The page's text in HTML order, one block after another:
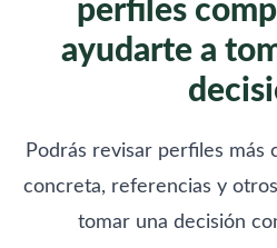
perfiles
ayudarte a
Podrás revisar perfiles más
concreta, referencias y
tomar una decisión